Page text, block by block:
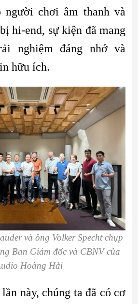
người chơi âm thanh và
hi-end, sự kiện đã mang
nghiệm đáng nhớ và
hữu ích.
và ông Volker Specht chụp
Ban Giám đốc và CBNV của
Hoàng Hải
này, chúng ta đã có cơ